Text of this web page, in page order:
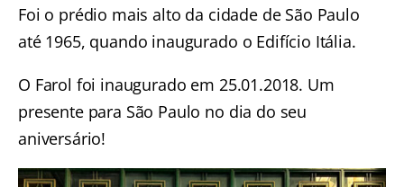
Foi o prédio mais alto da cidade de São Paulo
até 1965, quando inaugurado o Edifício Itália.
O Farol foi inaugurado em 25.01.2018. Um
presente para São Paulo no dia do seu
aniversário!